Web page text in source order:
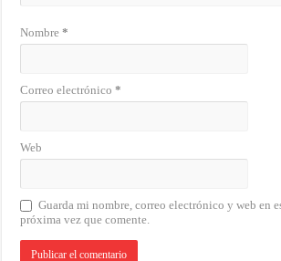
Nombre*
Correo electrónico*
Web
Guarda mi nombre, correo electrónico y web en
próxima vez que comente.